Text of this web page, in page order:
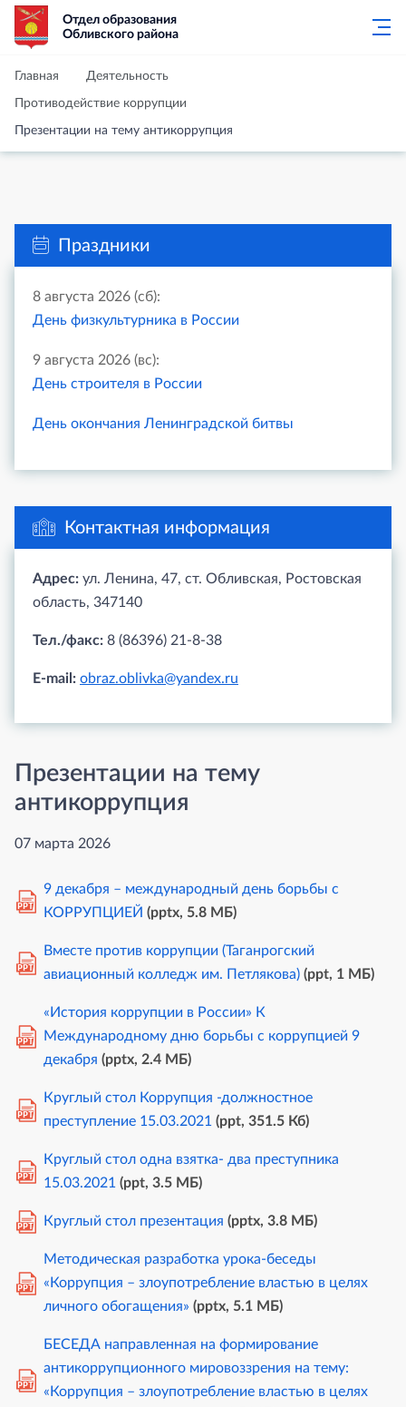
Отдел образования
Обливского района
Главная Деятельность
Противодействие коррупции
Презентации на тему антикоррупция
Праздники
8 августа 2026 (сб):
День физкультурника в России
9 августа 2026 (вс):
День строителя в России
День окончания Ленинградской битвы
Контактная информация
Адрес: ул. Ленина, 47, ст. Обливская, Ростовская
область, 347140
Тел./факс: 8 (86396) 21-8-38
E-mail: obraz.oblivka@yandex.ru
Презентации на тему
антикоррупция
07 марта 2026
PPT
9 декабря – международный день борьбы с
КОРРУПЦИЕЙ (pptx, 5.8 MБ)
PPT
Вместе против коррупции (Таганрогский
авиационный колледж им. Петлякова) (ppt, 1 MБ)
PPT
«История коррупции в России» К
Международному дню борьбы с коррупцией 9
декабря (pptx, 2.4 MБ)
PPT
Круглый стол Коррупция -должностное
преступление 15.03.2021 (ppt, 351.5 Кб)
PPT
Круглый стол одна взятка- два преступника
15.03.2021 (ppt, 3.5 MБ)
PPT Круглый стол презентация (pptx, 3.8 MБ)
PPT
Методическая разработка урока-беседы
«Коррупция – злоупотребление властью в целях
личного обогащения» (pptx, 5.1 MБ)
PPT
БЕСЕДА направленная на формирование
антикоррупционного мировоззрения на тему:
«Коррупция – злоупотребление властью в целях